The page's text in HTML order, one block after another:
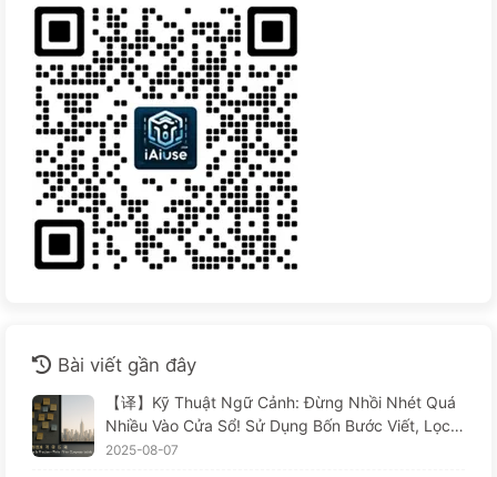
Bài viết gần đây
【译】Kỹ Thuật Ngữ Cảnh: Đừng Nhồi Nhét Quá
Nhiều Vào Cửa Sổ! Sử Dụng Bốn Bước Viết, Lọc,
Nén Và Tách Rời, Cảnh Giác Với Sự Can Thiệp Gâ
2025-08-07